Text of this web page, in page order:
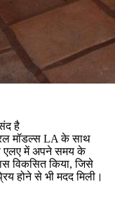
है
मॉडल्स LA के साथ
एलए में अपने समय के
विकसित किया, जिसे
होने से भी मदद मिली।